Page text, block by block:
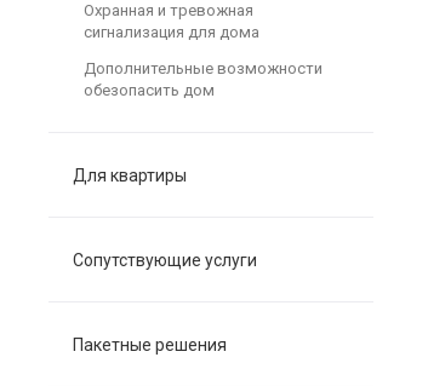
Охранная и тревожная
сигнализация для дома
Дополнительные возможности
обезопасить дом
Для квартиры
Сопутствующие услуги
Пакетные решения